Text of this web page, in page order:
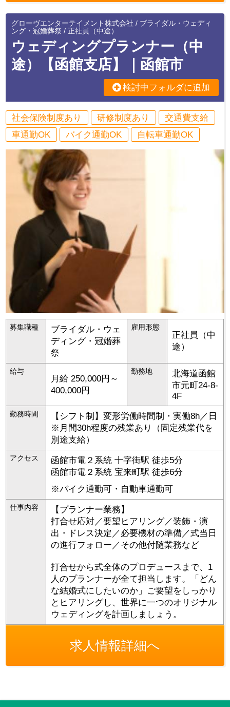
グローヴエンターテイメント株式会社 / ブライダル・ウェディ
ング・冠婚葬祭 / 正社員（中途）
ウェディングプランナー（中
途）【函館支店】｜函館市
検討中フォルダに追加
社会保険制度あり 研修制度あり
交通費支給
車通勤OK
バイク通勤OK 自転車通勤OK
募集職種
ブライダル・ウェ
ディング・冠婚葬
祭
雇用形態
正社員（中
途）
給与
月給 250,000円～
400,000円
勤務地 北海道函館
市元町24-8-
4F
勤務時間
【シフト制】変形労働時間制・実働8h／日
※月間30h程度の残業あり（固定残業代を
別途支給）
アクセス
函館市電２系統 十字街駅 徒歩5分
函館市電２系統 宝来町駅 徒歩6分
※バイク通勤可・自動車通勤可
仕事内容
【プランナー業務】
打合せ応対／要望ヒアリング／装飾・演
出・ドレス決定／必要機材の準備／式当日
の進行フォロー／その他付随業務など
打合せから式全体のプロデュースまで、1
人のプランナーが全て担当します。「どん
な結婚式にしたいのか」ご要望をしっかり
とヒアリングし、世界に一つのオリジナル
ウェディングを計画しましょう。
求人情報詳細へ